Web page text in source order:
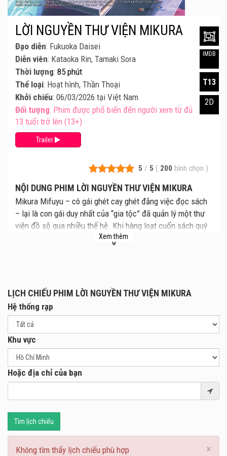
5 / 5 ( 200 bình chọn )
NỘI DUNG PHIM LỜI NGUYỀN THƯ VIỆN MIKURA
Mikura Mifuyu – cô gái ghét cay ghét đắng việc đọc sách
– lại là con gái duy nhất của “gia tộc” đã quản lý một thư
viện đồ sộ qua nhiều thế hệ. Khi hàng loạt cuốn sách quý
bị đánh cắp, Mifuyu bất ngờ bị cuốn vào thế giới bên trong
thân cô chưa từng hay biết.
Hành trình phiêu lưu xuyên qua “Thế giới sách” chính thức
khởi đầu!
Xem thêm
LỜI NGUYỀN THƯ VIỆN MIKURA
Đạo diễn: Fukuoka Daisei
Diễn viên: Kataoka Rin, Tamaki Sora
Thời lượng: 85 phút
Thể loại: Hoạt hình, Thần Thoại
Khởi chiếu: 06/03/2026 tại Việt Nam
Đối tượng: Phim được phổ biến đến người xem từ đủ
13 tuổi trở lên (13+)
Trailer
IMDB
T13
2D
LỊCH CHIẾU PHIM LỜI NGUYỀN THƯ VIỆN MIKURA
Hệ thống rạp
Khu vực
Hoặc địa chỉ của bạn
Tìm lịch chiếu
×
Không tìm thấy lịch chiếu phù hợp